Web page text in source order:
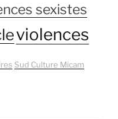
sexistes
violences
Sud Culture Micam